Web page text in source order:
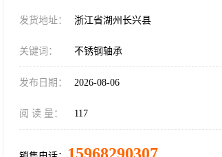
发货地址： 浙江省湖州长兴县
关键词： 不锈钢轴承
发布日期： 2026-08-06
阅 读 量： 117